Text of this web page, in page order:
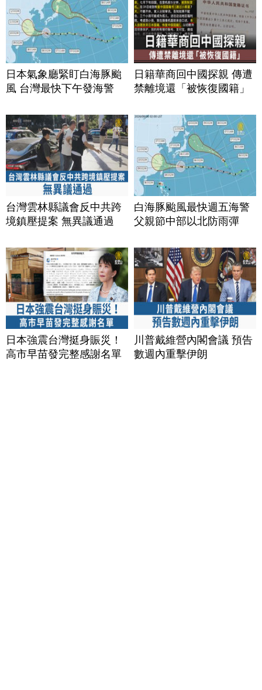
日本氣象廳緊盯白海豚颱
風 台灣最快下午發海警
日籍華商回中國探親 傳遭
禁離境還「被恢復國籍」
台灣雲林縣議會反中共跨
境鎮壓提案 無異議通過
白海豚颱風最快週五海警
父親節中部以北防雨彈
日本強震台灣挺身賑災！
高市早苗發完整感謝名單
川普戴維營內閣會議 預告
數週內重擊伊朗